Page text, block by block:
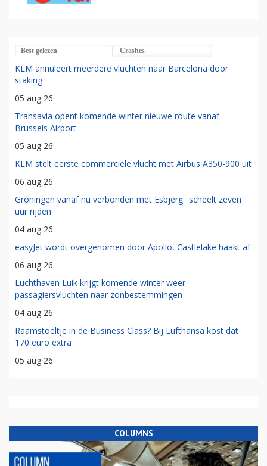
Best gelezen Crashes
KLM annuleert meerdere vluchten naar Barcelona door
staking
05 aug 26
Transavia opent komende winter nieuwe route vanaf
Brussels Airport
05 aug 26
KLM stelt eerste commerciële vlucht met Airbus A350-900 uit
06 aug 26
Groningen vanaf nu verbonden met Esbjerg: 'scheelt zeven
uur rijden'
04 aug 26
easyJet wordt overgenomen door Apollo, Castlelake haakt af
06 aug 26
Luchthaven Luik krijgt komende winter weer
passagiersvluchten naar zonbestemmingen
04 aug 26
Raamstoeltje in de Business Class? Bij Lufthansa kost dat
170 euro extra
05 aug 26
COLUMNS